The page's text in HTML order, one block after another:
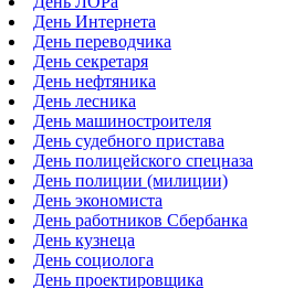
День Интернета
День переводчика
День секретаря
День нефтяника
День лесника
День машиностроителя
День судебного пристава
День полицейского спецназа
День полиции (милиции)
День экономиста
День работников Сбербанка
День кузнеца
День социолога
День проектировщика